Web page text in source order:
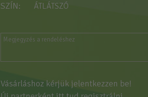
SZÍN ÁTLÁTSZÓ
Vásárláshoz kérjük jelentkezzen be!